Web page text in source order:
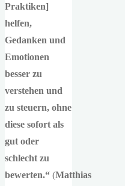
Praktiken]
helfen,
Gedanken und
Emotionen
besser zu
verstehen und
zu steuern, ohne
diese sofort als
gut oder
schlecht zu
bewerten.“ (Matthias